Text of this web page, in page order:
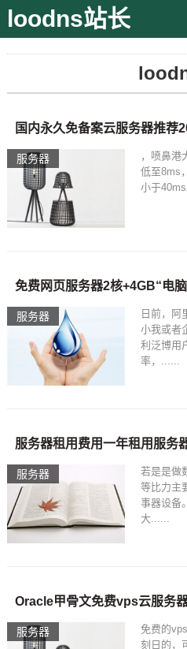
loodns站长
服务器
国内永久免备案云服务器推荐
，喷鼻港
低至8ms
小于
服务器
日前，阿
小我或者
利泛博用
率，......
服务器
若是是做
等比力主
事器设备
大......
服务器
免费的
刻日的，